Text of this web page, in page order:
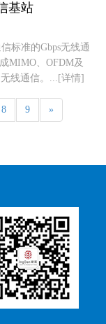
基站
标准的Gbps无线通
MIMO、OFDM及
线通信。...[详情]
8 9 »